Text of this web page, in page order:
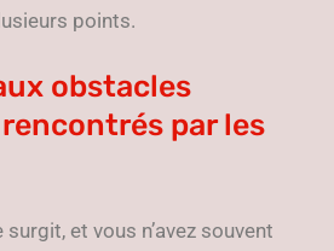
points.
obstacles
par les
et vous n’avez souvent